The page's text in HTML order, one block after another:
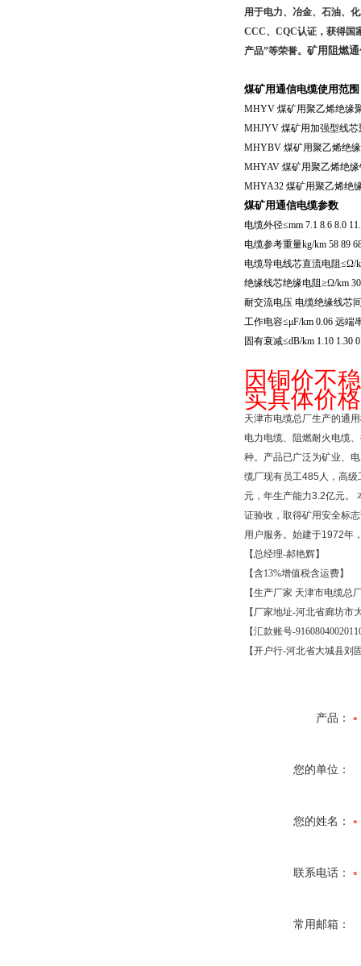
用于电力、冶金、石油、
CCC、 CQC认证，获得国
产品”等荣誉。 矿用阻燃
煤矿用通信电缆使用范围
MHYV 煤矿用聚乙烯绝缘
MHJYV 煤矿用加强型线
MHYBV 煤矿用聚乙烯绝
MHYAV 煤矿用聚乙烯绝
MHYA32 煤矿用聚乙烯绝
煤矿用通信电缆参数
电缆外径≤mm 7.1 8.6 8.0
电缆参考重量kg/km 58 89
电缆导电线芯直流电阻≤Ω/
绝缘线芯绝缘电阻≥Ω/km
耐交流电压 电缆绝缘线芯
工作电容≤μF/km 0.06 远端
固有衰减≤dB/km 1.10 1.30
因铜价不
实具体价
天津市电缆总厂生产的通
电力电缆、阻燃耐火电缆
种。产品已广泛为矿业、
缆厂现有员工485 人，高级
元，年生产能力3.2亿元。
证验收，取得矿用安全标
用户服务。始建于1972年
【总经理-郝艳辉】
【含13%增值税含运费】
【生产厂家 天津市电缆总
【厂家地址-河北省廊坊市
【汇款账号-
【开户行-河北省大城县刘
产品：
您的单位：
您的姓名：
联系电话：
常用邮箱：